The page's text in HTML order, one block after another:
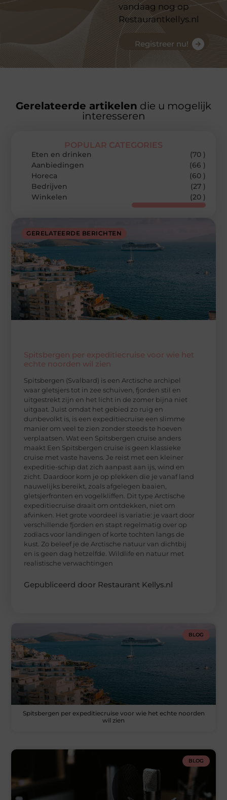
vandaag nog op
Restaurantkellys.nl
Registreer nu!
Gerelateerde artikelen die u mogelijk
interesseren
GERELATEERDE BERICHTEN
Spitsbergen per expeditiecruise voor wie het
echte noorden wil zien
Spitsbergen (Svalbard) is een Arctische archipel
waar gletsjers tot in zee schuiven, fjorden stil en
uitgestrekt zijn en het licht in de zomer bijna niet
uitgaat. Juist omdat het gebied zo ruig en
dunbevolkt is, is een expeditiecruise een slimme
manier om veel te zien zonder steeds te hoeven
verplaatsen. Wat een Spitsbergen cruise anders
maakt Een Spitsbergen cruise is geen klassieke
cruise met vaste havens. Je reist met een kleiner
expeditie-schip dat zich aanpast aan ijs, wind en
zicht. Daardoor kom je op plekken die je vanaf land
nauwelijks bereikt, zoals afgelegen baaien,
gletsjerfronten en vogelkliffen. Dit type Arctische
expeditiecruise draait om ontdekken, niet om
afvinken. Het grote voordeel is variatie: je vaart door
verschillende fjorden en stapt regelmatig over op
zodiacs voor landingen of korte tochten langs de
kust. Zo beleef je de Arctische natuur van dichtbij
en is geen dag hetzelfde. Wildlife en natuur met
realistische verwachtingen
Gepubliceerd door Restaurant Kellys.nl
POPULAR CATEGORIES
Eten en drinken
(70 )
Aanbiedingen
(66 )
Horeca
(60 )
Bedrijven
(27 )
Winkelen
(20 )
BLOG
Spitsbergen per expeditiecruise voor wie het echte noorden
wil zien
BLOG